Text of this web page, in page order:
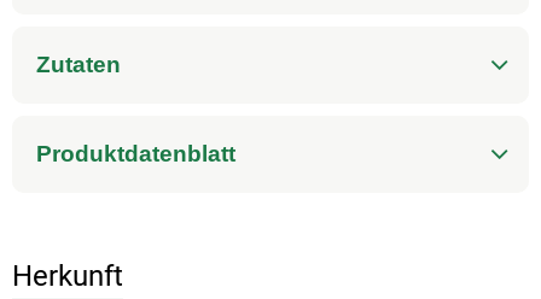
Zutaten
Produktdatenblatt
Herkunft